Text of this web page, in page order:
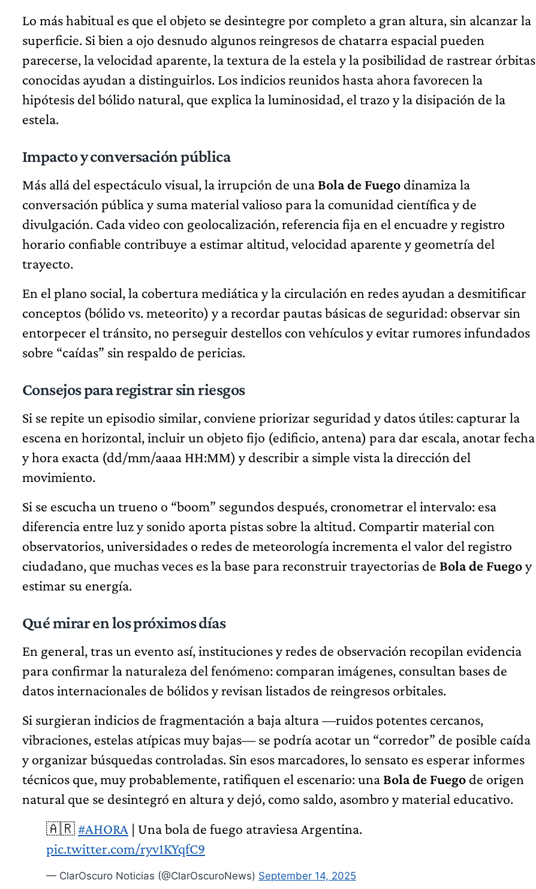
Lo más habitual es que el objeto se desintegre por completo a gran altura, sin alcanzar la
superficie. Si bien a ojo desnudo algunos reingresos de chatarra espacial pueden
parecerse, la velocidad aparente, la textura de la estela y la posibilidad de rastrear órbitas
conocidas ayudan a distinguirlos. Los indicios reunidos hasta ahora favorecen la
hipótesis del bólido natural, que explica la luminosidad, el trazo y la disipación de la
estela.
Impacto y conversación pública
Más allá del espectáculo visual, la irrupción de una Bola de Fuego dinamiza la
conversación pública y suma material valioso para la comunidad científica y de
divulgación. Cada video con geolocalización, referencia fija en el encuadre y registro
horario confiable contribuye a estimar altitud, velocidad aparente y geometría del
trayecto.
En el plano social, la cobertura mediática y la circulación en redes ayudan a desmitificar
conceptos (bólido vs. meteorito) y a recordar pautas básicas de seguridad: observar sin
entorpecer el tránsito, no perseguir destellos con vehículos y evitar rumores infundados
sobre “caídas” sin respaldo de pericias.
Consejos para registrar sin riesgos
Si se repite un episodio similar, conviene priorizar seguridad y datos útiles: capturar la
escena en horizontal, incluir un objeto fijo (edificio, antena) para dar escala, anotar fecha
y hora exacta (dd/mm/aaaa HH:MM) y describir a simple vista la dirección del
movimiento.
Si se escucha un trueno o “boom” segundos después, cronometrar el intervalo: esa
diferencia entre luz y sonido aporta pistas sobre la altitud. Compartir material con
observatorios, universidades o redes de meteorología incrementa el valor del registro
ciudadano, que muchas veces es la base para reconstruir trayectorias de Bola de Fuegoy
estimar su energía.
Qué mirar en los próximos días
En general, tras un evento así, instituciones y redes de observación recopilan evidencia
para confirmar la naturaleza del fenómeno: comparan imágenes, consultan bases de
datos internacionales de bólidos y revisan listados de reingresos orbitales.
Si surgieran indicios de fragmentación a baja altura —ruidos potentes cercanos,
vibraciones, estelas atípicas muy bajas— se podría acotar un “corredor” de posible caída
y organizar búsquedas controladas. Sin esos marcadores, lo sensato es esperar informes
técnicos que, muy probablemente, ratifiquen el escenario: una Bola de Fuego de origen
natural que se desintegró en altura y dejó, como saldo, asombro y material educativo.
🇦🇷#AHORA | Una bola de fuego atraviesa Argentina.
pic.twitter.com/ryv1KYqfC9
— ClarOscuro Noticias (@ClarOscuroNews) September 14, 2025